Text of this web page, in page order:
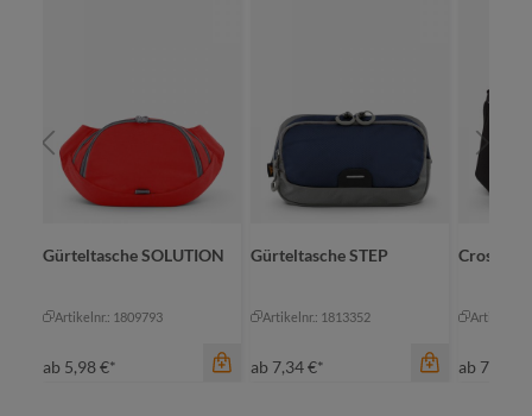
Gürteltasche SOLUTION
Artikelnr.: 1809793
ab 5,98 €*
Gürteltasche STEP
Artikelnr.: 1813352
ab 7,34 €*
CrossBag
Artikelnr.:
ab 7,97 €*